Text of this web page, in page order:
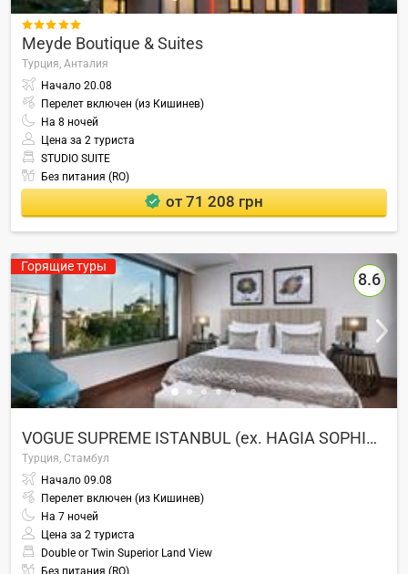

Meyde Boutique & Suites
Турция, Анталия
Начало 20.08
Перелет включен (из Кишинев)
На 8 ночей
Цена за 2 туриста
STUDIO SUITE
Без питания (RO)
от 71 208 грн
Горящие туры
8.6
VOGUE SUPREME ISTANBUL (ex. HAGIA SOPHIA HOTEL ISTANBUL)
Турция, Стамбул
Начало 09.08
Перелет включен (из Кишинев)
На 7 ночей
Цена за 2 туриста
Double or Twin Superior Land View
Без питания (RO)